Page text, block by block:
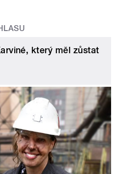
který měl zůstat